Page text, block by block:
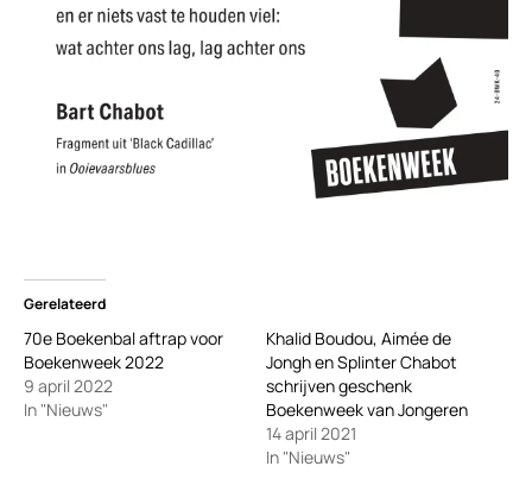
Gerelateerd
70e Boekenbal aftrap voor
Boekenweek 2022
9 april 2022
In "Nieuws"
Khalid Boudou, Aimée de
Jongh en Splinter Chabot
schrijven geschenk
Boekenweek van Jongeren
14 april 2021
In "Nieuws"